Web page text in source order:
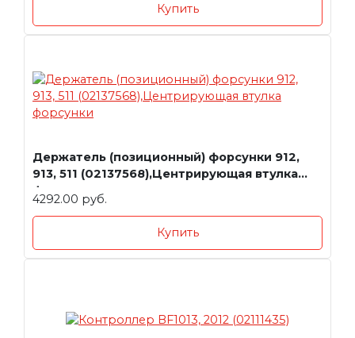
Купить
Держатель (позиционный) форсунки 912,
913, 511 (02137568),Центрирующая втулка
форсунки
4292.00 руб.
Купить